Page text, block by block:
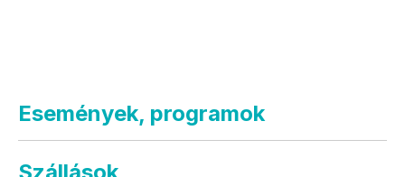
Események, programok